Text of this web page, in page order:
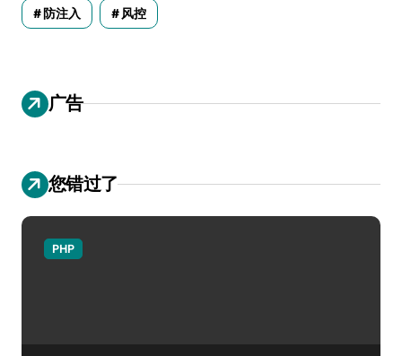
防注入 风控
广告
您错过了
PHP